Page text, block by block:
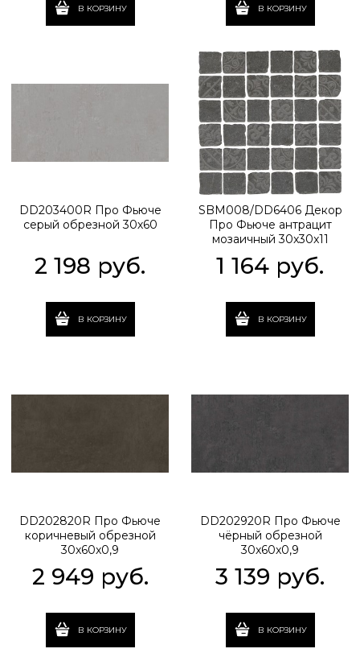
В КОРЗИНУ В КОРЗИНУ
DD203400R Про Фьюче
серый обрезной 30х60
2 198 руб.
В КОРЗИНУ
SBM008/DD6406 Декор
Про Фьюче антрацит
мозаичный 30x30x11
1 164 руб.
В КОРЗИНУ
DD202820R Про Фьюче
коричневый обрезной
30x60x0,9
2 949 руб.
В КОРЗИНУ
DD202920R Про Фьюче
чёрный обрезной
30x60x0,9
3 139 руб.
В КОРЗИНУ